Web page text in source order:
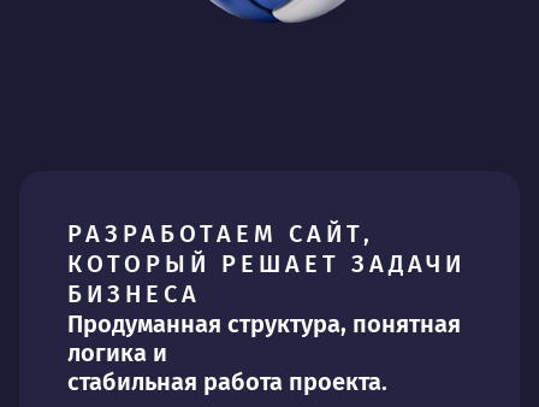
РАЗРАБОТАЕМ САЙТ,
КОТОРЫЙ РЕШАЕТ ЗАДАЧИ
БИЗНЕСА
Продуманная структура, понятная
логика и
стабильная работа проекта.